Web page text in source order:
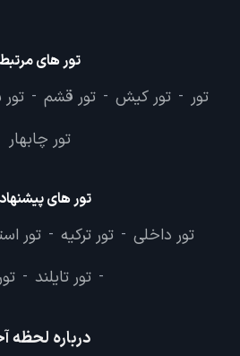
تور های مرتبط
تور - تور کیش - تور قشم - تور
تور چابهار
تور های
تور داخلی - تور ترکیه - تور
- تور تایلند -
درباره لحظه